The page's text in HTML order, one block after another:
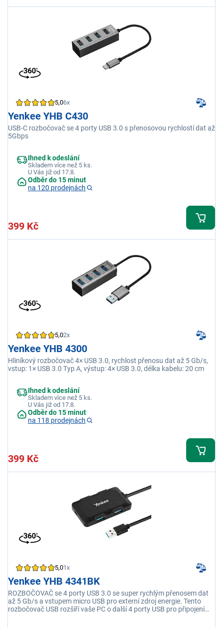
5,06x
Yenkee YHB C430
USB-C rozbočovač se 4 porty USB 3.0 s přenosovou rychlostí dat až
5Gbps
Ihned k odeslání
Skladem více než 5 ks.
U Vás již od 17.8.
Odběr do 15 minut
na 120 prodejnách
399 Kč
5,02x
Yenkee YHB 4300
Hliníkový rozbočovač 4× USB 3.0, rychlost přenosu dat až 5 Gb/s,
vstup: 1× USB 3.0 Typ A, výstup: 4× USB 3.0, délka kabelu: 20 cm
Ihned k odeslání
Skladem více než 5 ks.
U Vás již od 17.8.
Odběr do 15 minut
na 118 prodejnách
399 Kč
5,01x
Yenkee YHB 4341BK
ROZBOČOVAČ se 4 porty USB 3.0 se super rychlým přenosem dat
až 5 Gb/s a vstupem micro USB pro externí zdroj energie. Tento
rozbočovač USB rozšíří vaše PC o další 4 porty USB pro připojení